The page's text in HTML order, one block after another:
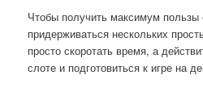
Чтобы получить максимум пользы
придерживаться нескольких
просто скоротать время, а
слоте и подготовиться к игре на